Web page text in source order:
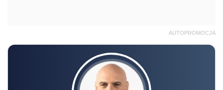
AUTOPROMOCJA